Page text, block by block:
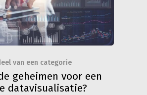
van een categorie
geheimen voor een
datavisualisatie?